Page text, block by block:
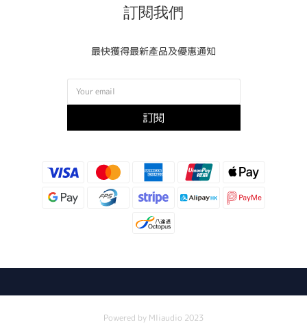
訂閱我們
最快獲得最新產品及優惠通知
訂閱
Powered by Mliaudio 2023